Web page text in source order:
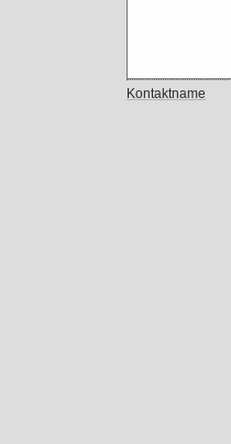
Kontaktname